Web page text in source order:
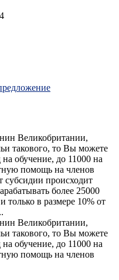
Великобритании,
такового, то Вы можете
обучение, до 11000 на
помощь на членов
субсидии происходит
более 25000
только в размере 10% от
Великобритании,
такового, то Вы можете
обучение, до 11000 на
помощь на членов